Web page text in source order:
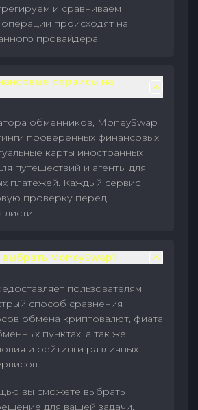
и сравниваем
происходят на
провайдера.
сервисы на
обменников, MoneySwap
проверенных финансовых
карты иностранных
путешествий и агенты для
платежей. Каждый сервис
проверку перед
MoneySwap?
пользователям
способ сравнения
обмена криптовалют, фиата
пунктах, а так же
и рейтинги различных
вы сможете выбрать
для вашей задачи,